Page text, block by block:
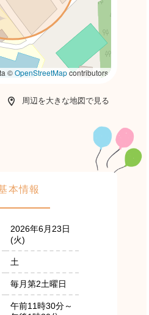
©OpenStreetMapcontributors
周辺を大きな地図で見る
本情報
2026年6月23日
(火)
土
毎月第2土曜日
午前11時30分～